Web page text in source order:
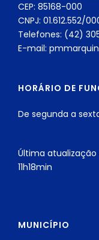
CEP: 85168-000
CNPJ: 01.612.552/
Telefones: (42)
E-mail:
HORÁRIO DE
De segunda a
Última atualização
11h18min
MUNICÍPIO